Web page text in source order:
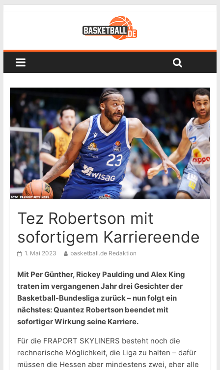
Tez Robertson mit
sofortigem Karriereende
1. Mai 2023 basketball.de Redaktion
Mit Per Günther, Rickey Paulding und Alex King
traten im vergangenen Jahr drei Gesichter der
Basketball-Bundesliga zurück – nun folgt ein
nächstes: Quantez Robertson beendet mit
sofortiger Wirkung seine Karriere.
Für die FRAPORT SKYLINERS besteht noch die
rechnerische Möglichkeit, die Liga zu halten – dafür
müssen die Hessen aber mindestens zwei, eher alle